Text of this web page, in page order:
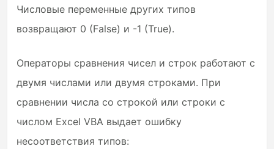
Числовые переменные других типов
возвращают 0 (False) и -1 (True).
Операторы сравнения чисел и строк работают с
двумя числами или двумя строками. При
сравнении числа со строкой или строки с
числом Excel VBA выдает ошибку
несоответствия типов: